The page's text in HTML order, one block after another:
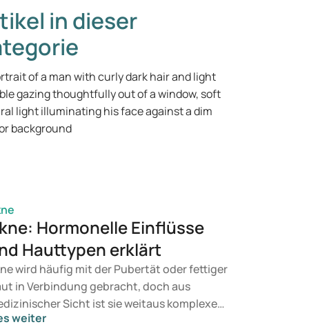
in dieser
Hormonelle Einflüsse
Hauttypen erklärt
wird häufig mit der Pubertät oder fettiger
in Verbindung gebracht, doch aus
Sicht ist sie weitaus komplexer.
entsteht durch eine Kombination
weiter